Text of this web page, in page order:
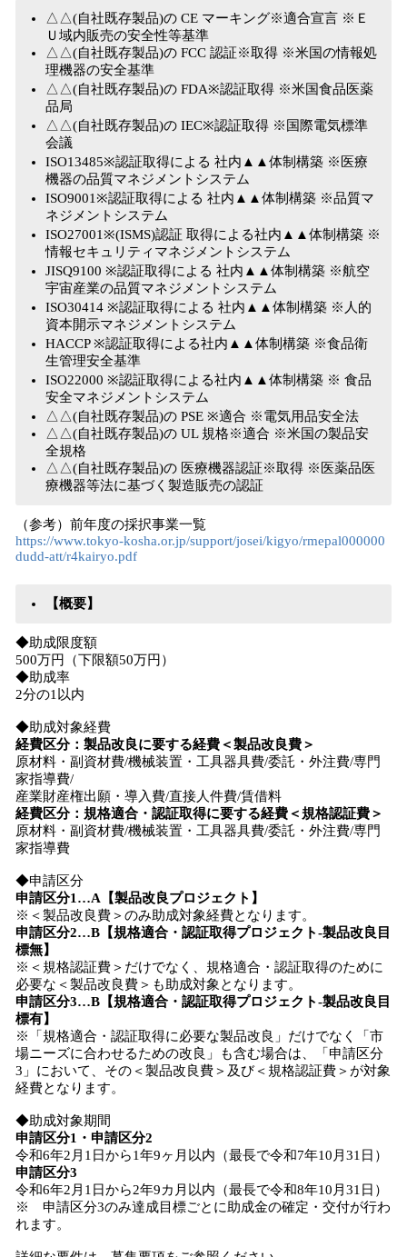
△△(自社既存製品)の CE マーキング※適合宣言 ※Ｅ
Ｕ域内販売の安全性等基準
△△(自社既存製品)の FCC 認証※取得 ※米国の情報処
理機器の安全基準
△△(自社既存製品)の FDA※認証取得 ※米国食品医薬
品局
△△(自社既存製品)の IEC※認証取得 ※国際電気標準
会議
ISO13485※認証取得による 社内▲▲体制構築 ※医療
機器の品質マネジメントシステム
ISO9001※認証取得による 社内▲▲体制構築 ※品質マ
ネジメントシステム
ISO27001※(ISMS)認証 取得による社内▲▲体制構築 ※
情報セキュリティマネジメントシステム
JISQ9100 ※認証取得による 社内▲▲体制構築 ※航空
宇宙産業の品質マネジメントシステム
ISO30414 ※認証取得による 社内▲▲体制構築 ※人的
資本開示マネジメントシステム
HACCP ※認証取得による社内▲▲体制構築 ※食品衛
生管理安全基準
ISO22000 ※認証取得による社内▲▲体制構築 ※ 食品
安全マネジメントシステム
△△(自社既存製品)の PSE ※適合 ※電気用品安全法
△△(自社既存製品)の UL 規格※適合 ※米国の製品安
全規格
△△(自社既存製品)の 医療機器認証※取得 ※医薬品医
療機器等法に基づく製造販売の認証
（参考）前年度の採択事業一覧
https://www.tokyo-kosha.or.jp/support/josei/kigyo/rmepal000000
dudd-att/r4kairyo.pdf
【概要】
◆助成限度額
500万円（下限額50万円）
◆助成率
2分の1以内
◆助成対象経費
経費区分：製品改良に要する経費＜製品改良費＞
原材料・副資材費/機械装置・工具器具費/委託・外注費/専門
家指導費/
産業財産権出願・導入費/直接人件費/賃借料
経費区分：規格適合・認証取得に要する経費＜規格認証費＞
原材料・副資材費/機械装置・工具器具費/委託・外注費/専門
家指導費
◆申請区分
申請区分1…A【製品改良プロジェクト】
※＜製品改良費＞のみ助成対象経費となります。
申請区分2…B【規格適合・認証取得プロジェクト-製品改良目
標無】
※＜規格認証費＞だけでなく、規格適合・認証取得のために
必要な＜製品改良費＞も助成対象となります。
申請区分3…B【規格適合・認証取得プロジェクト-製品改良目
標有】
※「規格適合・認証取得に必要な製品改良」だけでなく「市
場ニーズに合わせるための改良」も含む場合は、「申請区分
3」において、その＜製品改良費＞及び＜規格認証費＞が対象
経費となります。
◆助成対象期間
申請区分1・申請区分2
令和6年2月1日から1年9ヶ月以内（最長で令和7年10月31日）
申請区分3
令和6年2月1日から2年9カ月以内（最長で令和8年10月31日）
※ 申請区分3のみ達成目標ごとに助成金の確定・交付が行わ
れます。